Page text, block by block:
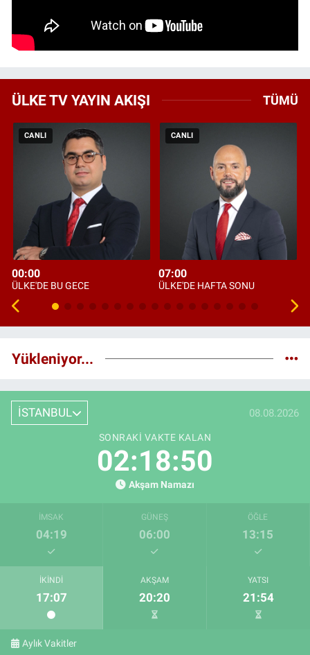
ÜLKE TV YAYIN AKIŞI TÜMÜ
CANLI
00:00
ÜLKE'DE BU GECE
CANLI
07:00
ÜLKE'DE HAFTA SONU
Yükleniyor...
İSTANBUL 08.08.2026
SONRAKI VAKTE KALAN
02:18:49
Akşam Namazı
İMSAK
04:19
GÜNEŞ
06:00
ÖĞLE
13:15
İKINDI
17:07
AKŞAM
20:20
YATSI
21:54
Aylık Vakitler